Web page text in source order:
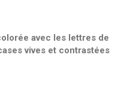
avec les lettres de
vives et contrastées